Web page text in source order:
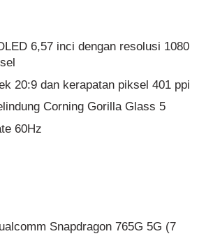
6,57 inci dengan resolusi 1080
20:9 dan kerapatan piksel 401 ppi
Corning Gorilla Glass 5
60Hz
Snapdragon 765G 5G (7